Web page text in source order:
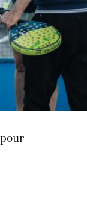
pour